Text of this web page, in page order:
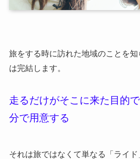
旅をする時に訪れた地域のことを
は完結します。
走るだけがそこに来た目的
分で用意する
それは旅ではなくて単なる「ライド